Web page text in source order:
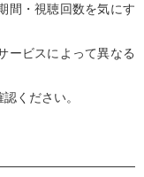
間・視聴回数を気にす
ービスによって異なる
ください。